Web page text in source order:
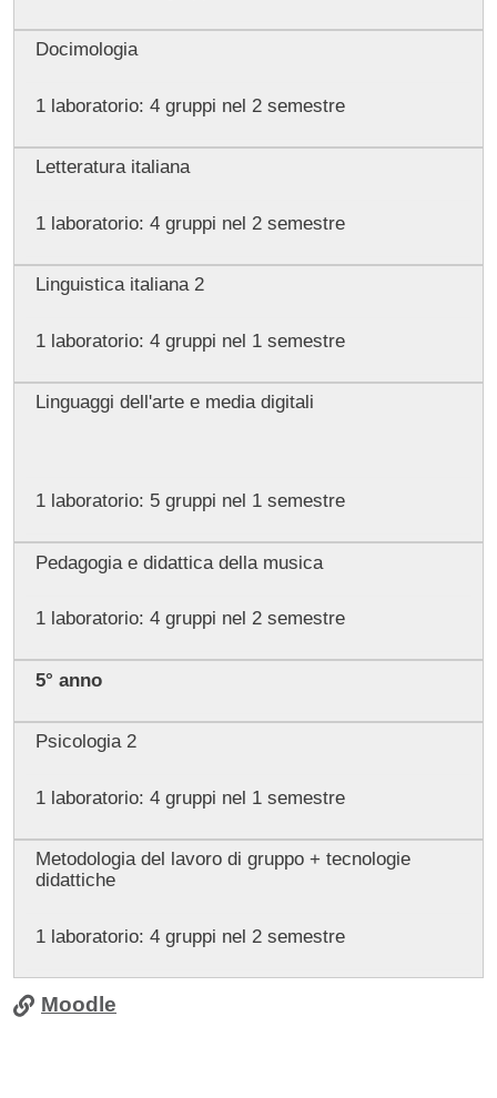
Docimologia
1 laboratorio: 4 gruppi nel 2 semestre
Letteratura italiana
1 laboratorio: 4 gruppi nel 2 semestre
Linguistica italiana 2
1 laboratorio: 4 gruppi nel 1 semestre
Linguaggi dell'arte e media digitali
1 laboratorio: 5 gruppi nel 1 semestre
Pedagogia e didattica della musica
1 laboratorio: 4 gruppi nel 2 semestre
5° anno
Psicologia 2
1 laboratorio: 4 gruppi nel 1 semestre
Metodologia del lavoro di gruppo + tecnologie
didattiche
1 laboratorio: 4 gruppi nel 2 semestre
Moodle